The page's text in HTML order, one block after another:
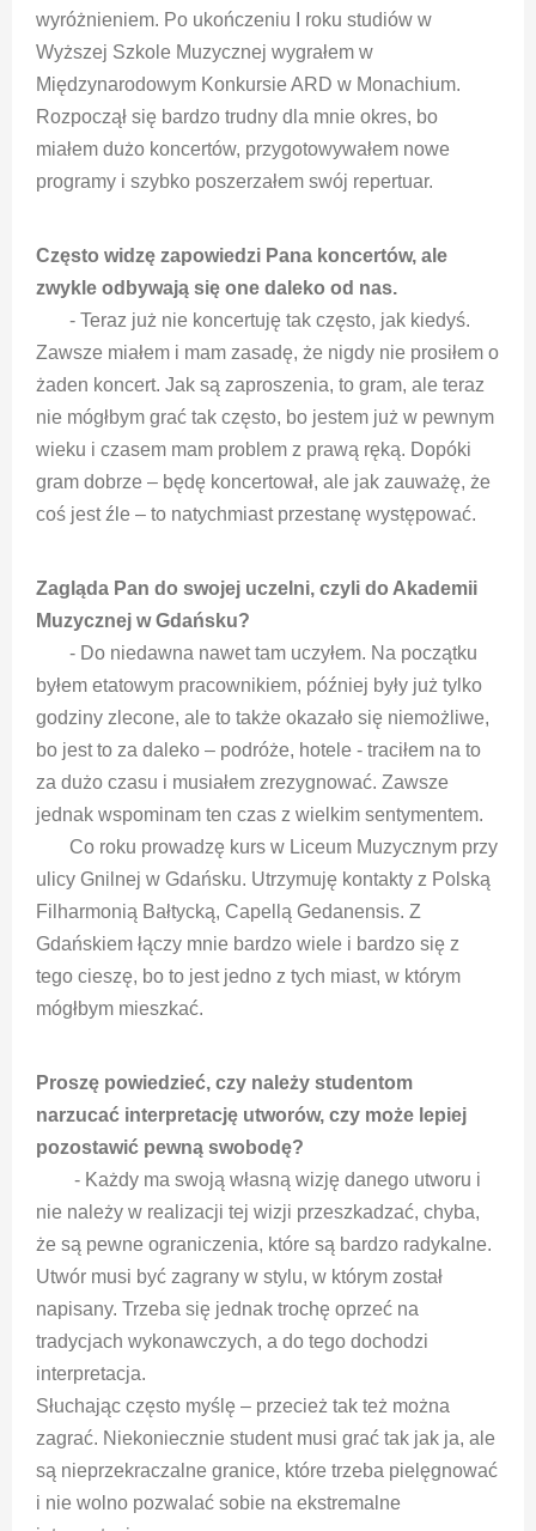
wyróżnieniem. Po ukończeniu I roku studiów w
Wyższej Szkole Muzycznej wygrałem w
Międzynarodowym Konkursie ARD w Monachium.
Rozpoczął się bardzo trudny dla mnie okres, bo
miałem dużo koncertów, przygotowywałem nowe
programy i szybko poszerzałem swój repertuar.
Często widzę zapowiedzi Pana koncertów, ale
zwykle odbywają się one daleko od nas.
- Teraz już nie koncertuję tak często, jak kiedyś.
Zawsze miałem i mam zasadę, że nigdy nie prosiłem o
żaden koncert. Jak są zaproszenia, to gram, ale teraz
nie mógłbym grać tak często, bo jestem już w pewnym
wieku i czasem mam problem z prawą ręką. Dopóki
gram dobrze – będę koncertował, ale jak zauważę, że
coś jest źle – to natychmiast przestanę występować.
Zagląda Pan do swojej uczelni, czyli do Akademii
Muzycznej w Gdańsku?
- Do niedawna nawet tam uczyłem. Na początku
byłem etatowym pracownikiem, później były już tylko
godziny zlecone, ale to także okazało się niemożliwe,
bo jest to za daleko – podróże, hotele - traciłem na to
za dużo czasu i musiałem zrezygnować. Zawsze
jednak wspominam ten czas z wielkim sentymentem.
Co roku prowadzę kurs w Liceum Muzycznym przy
ulicy Gnilnej w Gdańsku. Utrzymuję kontakty z Polską
Filharmonią Bałtycką, Capellą Gedanensis. Z
Gdańskiem łączy mnie bardzo wiele i bardzo się z
tego cieszę, bo to jest jedno z tych miast, w którym
mógłbym mieszkać.
Proszę powiedzieć, czy należy studentom
narzucać interpretację utworów, czy może lepiej
pozostawić pewną swobodę?
- Każdy ma swoją własną wizję danego utworu i
nie należy w realizacji tej wizji przeszkadzać, chyba,
że są pewne ograniczenia, które są bardzo radykalne.
Utwór musi być zagrany w stylu, w którym został
napisany. Trzeba się jednak trochę oprzeć na
tradycjach wykonawczych, a do tego dochodzi
interpretacja.
Słuchając często myślę – przecież tak też można
zagrać. Niekoniecznie student musi grać tak jak ja, ale
są nieprzekraczalne granice, które trzeba pielęgnować
i nie wolno pozwalać sobie na ekstremalne